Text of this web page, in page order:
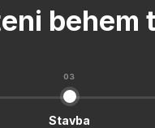
behem
03
Stavba